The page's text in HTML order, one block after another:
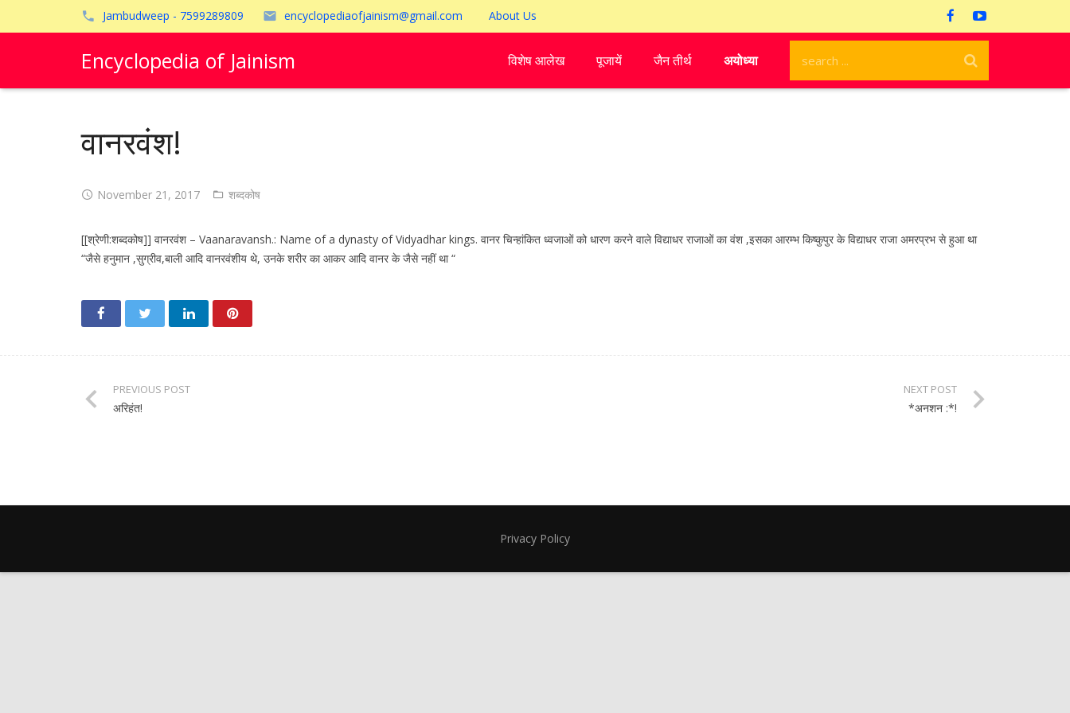
Jambudweep - 7599289809 encyclopediaofjainism@gmail.com About Us
Encyclopedia of Jainism विशेष आलेख पूजायें जैन तीर्थ अयोध्या
वानरवंश!
November 21, 2017 शब्दकोष
[[श्रेणी:शब्दकोष]] वानरवंश – Vaanaravansh.: Name of a dynasty of Vidyadhar kings. वानर चिन्हांकित ध्वजाओं को धारण करने वाले विद्याधर राजाओं का वंश ,इसका आरम्भ किष्कुपुर के विद्याधर राजा अमरप्रभ से हुआ था
“जैसे हनुमान ,सुग्रीव,बाली आदि वानरवंशीय थे, उनके शरीर का आकर आदि वानर के जैसे नहीं था “
PREVIOUS POST
अरिहंत!
NEXT POST
*अनशन :*!
Privacy Policy